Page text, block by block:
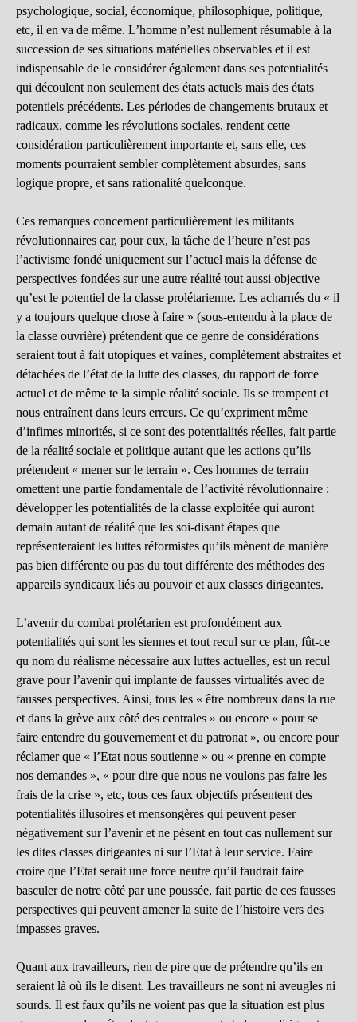
psychologique, social, économique, philosophique, politique,
etc, il en va de même. L’homme n’est nullement résumable à la
succession de ses situations matérielles observables et il est
indispensable de le considérer également dans ses potentialités
qui découlent non seulement des états actuels mais des états
potentiels précédents. Les périodes de changements brutaux et
radicaux, comme les révolutions sociales, rendent cette
considération particulièrement importante et, sans elle, ces
moments pourraient sembler complètement absurdes, sans
logique propre, et sans rationalité quelconque.
Ces remarques concernent particulièrement les militants
révolutionnaires car, pour eux, la tâche de l’heure n’est pas
l’activisme fondé uniquement sur l’actuel mais la défense de
perspectives fondées sur une autre réalité tout aussi objective
qu’est le potentiel de la classe prolétarienne. Les acharnés du « il
y a toujours quelque chose à faire » (sous-entendu à la place de
la classe ouvrière) prétendent que ce genre de considérations
seraient tout à fait utopiques et vaines, complètement abstraites et
détachées de l’état de la lutte des classes, du rapport de force
actuel et de même te la simple réalité sociale. Ils se trompent et
nous entraînent dans leurs erreurs. Ce qu’expriment même
d’infimes minorités, si ce sont des potentialités réelles, fait partie
de la réalité sociale et politique autant que les actions qu’ils
prétendent « mener sur le terrain ». Ces hommes de terrain
omettent une partie fondamentale de l’activité révolutionnaire :
développer les potentialités de la classe exploitée qui auront
demain autant de réalité que les soi-disant étapes que
représenteraient les luttes réformistes qu’ils mènent de manière
pas bien différente ou pas du tout différente des méthodes des
appareils syndicaux liés au pouvoir et aux classes dirigeantes.
L’avenir du combat prolétarien est profondément aux
potentialités qui sont les siennes et tout recul sur ce plan, fût-ce
qu nom du réalisme nécessaire aux luttes actuelles, est un recul
grave pour l’avenir qui implante de fausses virtualités avec de
fausses perspectives. Ainsi, tous les « être nombreux dans la rue
et dans la grève aux côté des centrales » ou encore « pour se
faire entendre du gouvernement et du patronat », ou encore pour
réclamer que « l’Etat nous soutienne » ou « prenne en compte
nos demandes », « pour dire que nous ne voulons pas faire les
frais de la crise », etc, tous ces faux objectifs présentent des
potentialités illusoires et mensongères qui peuvent peser
négativement sur l’avenir et ne pèsent en tout cas nullement sur
les dites classes dirigeantes ni sur l’Etat à leur service. Faire
croire que l’Etat serait une force neutre qu’il faudrait faire
basculer de notre côté par une poussée, fait partie de ces fausses
perspectives qui peuvent amener la suite de l’histoire vers des
impasses graves.
Quant aux travailleurs, rien de pire que de prétendre qu’ils en
seraient là où ils le disent. Les travailleurs ne sont ni aveugles ni
sourds. Il est faux qu’ils ne voient pas que la situation est plus